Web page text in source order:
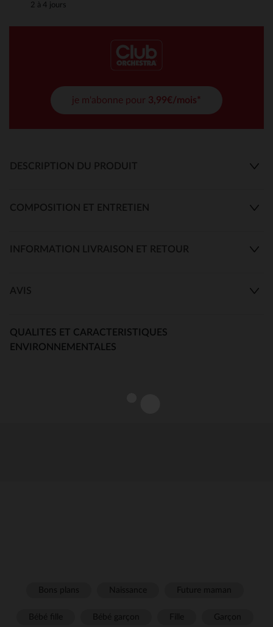
2 à 4 jours
je m'abonne pour 3,99€/mois*
DESCRIPTION DU PRODUIT
COMPOSITION ET ENTRETIEN
INFORMATION LIVRAISON ET RETOUR
AVIS
QUALITES ET CARACTERISTIQUES
ENVIRONNEMENTALES